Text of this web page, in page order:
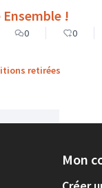
Ensemble !
0 0
retirées
Mon